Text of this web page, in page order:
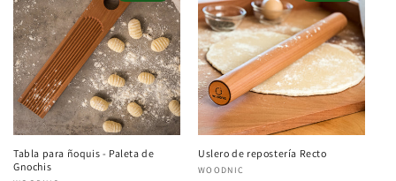
Tabla para ñoquis - Paleta de
Gnochis
Uslero de repostería Recto
Proveedor:
WOODNIC